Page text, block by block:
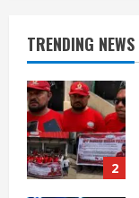
TRENDING NEWS
2
3